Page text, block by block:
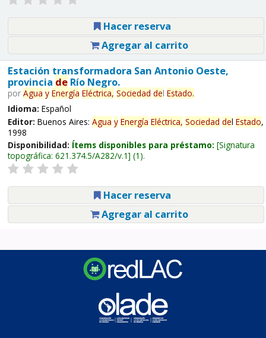
Hacer reserva
Agregar al carrito
Estación transformadora San Antonio Oeste,
provincia deRío Negro.
por Agua y Energía Eléctrica, Sociedad del Estado.
Idioma: Español
Editor: Buenos Aires: Agua y Energía Eléctrica, Sociedad del Estado,
1998
Disponibilidad: Ítems disponibles para préstamo: Signatura
topográfica: 621.374.5/A282/v.1 (1).
Hacer reserva
Agregar al carrito